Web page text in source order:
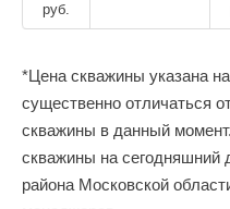
руб.
*Цена скважины указана
существенно отличаться
скважины в данный
скважины на сегодняшний
района Московской